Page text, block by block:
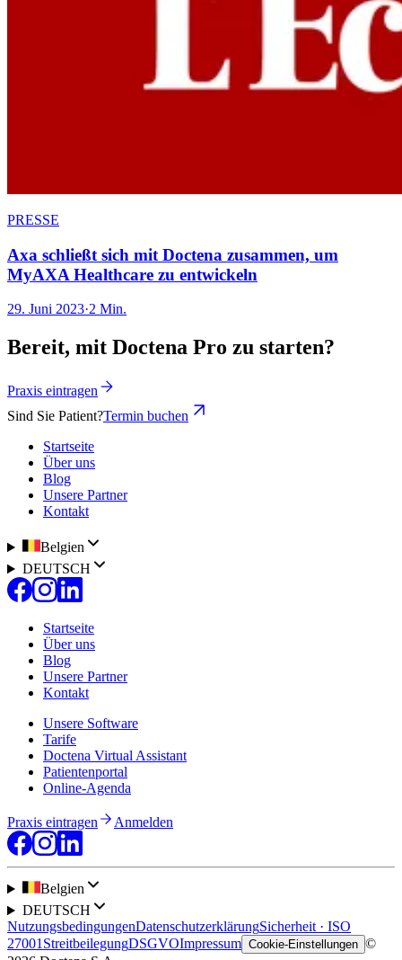
PRESSE
Axa schließt sich mit Doctena zusammen, um
MyAXA Healthcare zu entwickeln
29. Juni 2023·2 Min.
Bereit, mit Doctena Pro zu starten?
Praxis eintragen
Sind Sie Patient?Termin buchen
Startseite
Über uns
Blog
Unsere Partner
Kontakt
Belgien
DEUTSCH
Startseite
Über uns
Blog
Unsere Partner
Kontakt
Unsere Software
Tarife
Doctena Virtual Assistant
Patientenportal
Online-Agenda
Praxis eintragen Anmelden
Belgien
DEUTSCH
NutzungsbedingungenDatenschutzerklärungSicherheit · ISO
27001 StreitbeilegungDSGVOImpressum Cookie-Einstellungen ©